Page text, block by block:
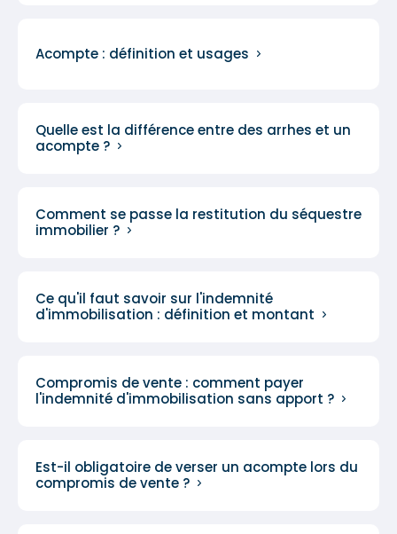
Acompte : définition et usages
Quelle est la différence entre des arrhes et un
acompte ?
Comment se passe la restitution du séquestre
immobilier ?
Ce qu'il faut savoir sur l'indemnité
d'immobilisation : définition et montant
Compromis de vente : comment payer
l'indemnité d'immobilisation sans apport ?
Est-il obligatoire de verser un acompte lors du
compromis de vente ?